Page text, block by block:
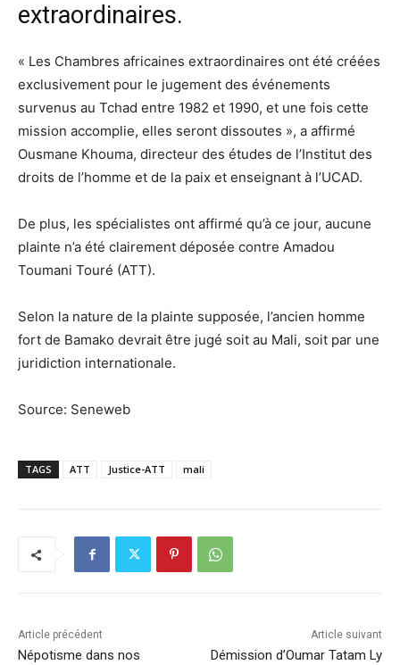
extraordinaires.
« Les Chambres africaines extraordinaires ont été créées
exclusivement pour le jugement des événements
survenus au Tchad entre 1982 et 1990, et une fois cette
mission accomplie, elles seront dissoutes », a affirmé
Ousmane Khouma, directeur des études de l’Institut des
droits de l’homme et de la paix et enseignant à l’UCAD.
De plus, les spécialistes ont affirmé qu’à ce jour, aucune
plainte n’a été clairement déposée contre Amadou
Toumani Touré (ATT).
Selon la nature de la plainte supposée, l’ancien homme
fort de Bamako devrait être jugé soit au Mali, soit par une
juridiction internationale.
Source: Seneweb
TAGS ATT Justice-ATT mali
Article précédent
Népotisme dans nos
Article suivant
Démission d’Oumar Tatam Ly